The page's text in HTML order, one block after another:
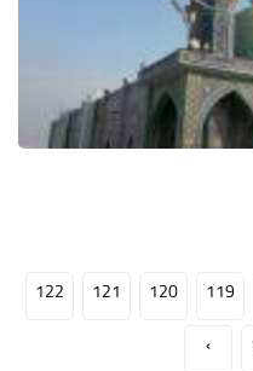
119
120
121
122
›